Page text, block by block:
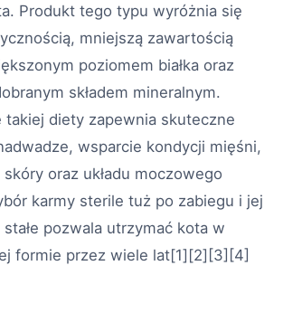
Produkt tego typu wyróżnia się
mniejszą zawartością
poziomem białka oraz
składem mineralnym.
takiej diety zapewnia skuteczne
wsparcie kondycji mięśni,
oraz układu moczowego
karmy sterile tuż po zabiegu i jej
pozwala utrzymać kota w
formie przez wiele lat[1][2][3][4]